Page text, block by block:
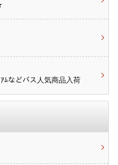
ｱﾑなどバス人気商品入荷